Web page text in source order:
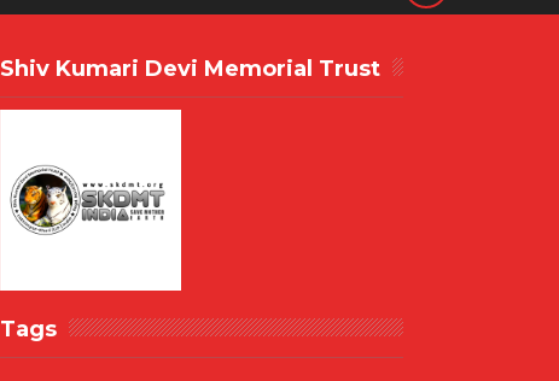
Shiv Kumari Devi Memorial Trust
Tags